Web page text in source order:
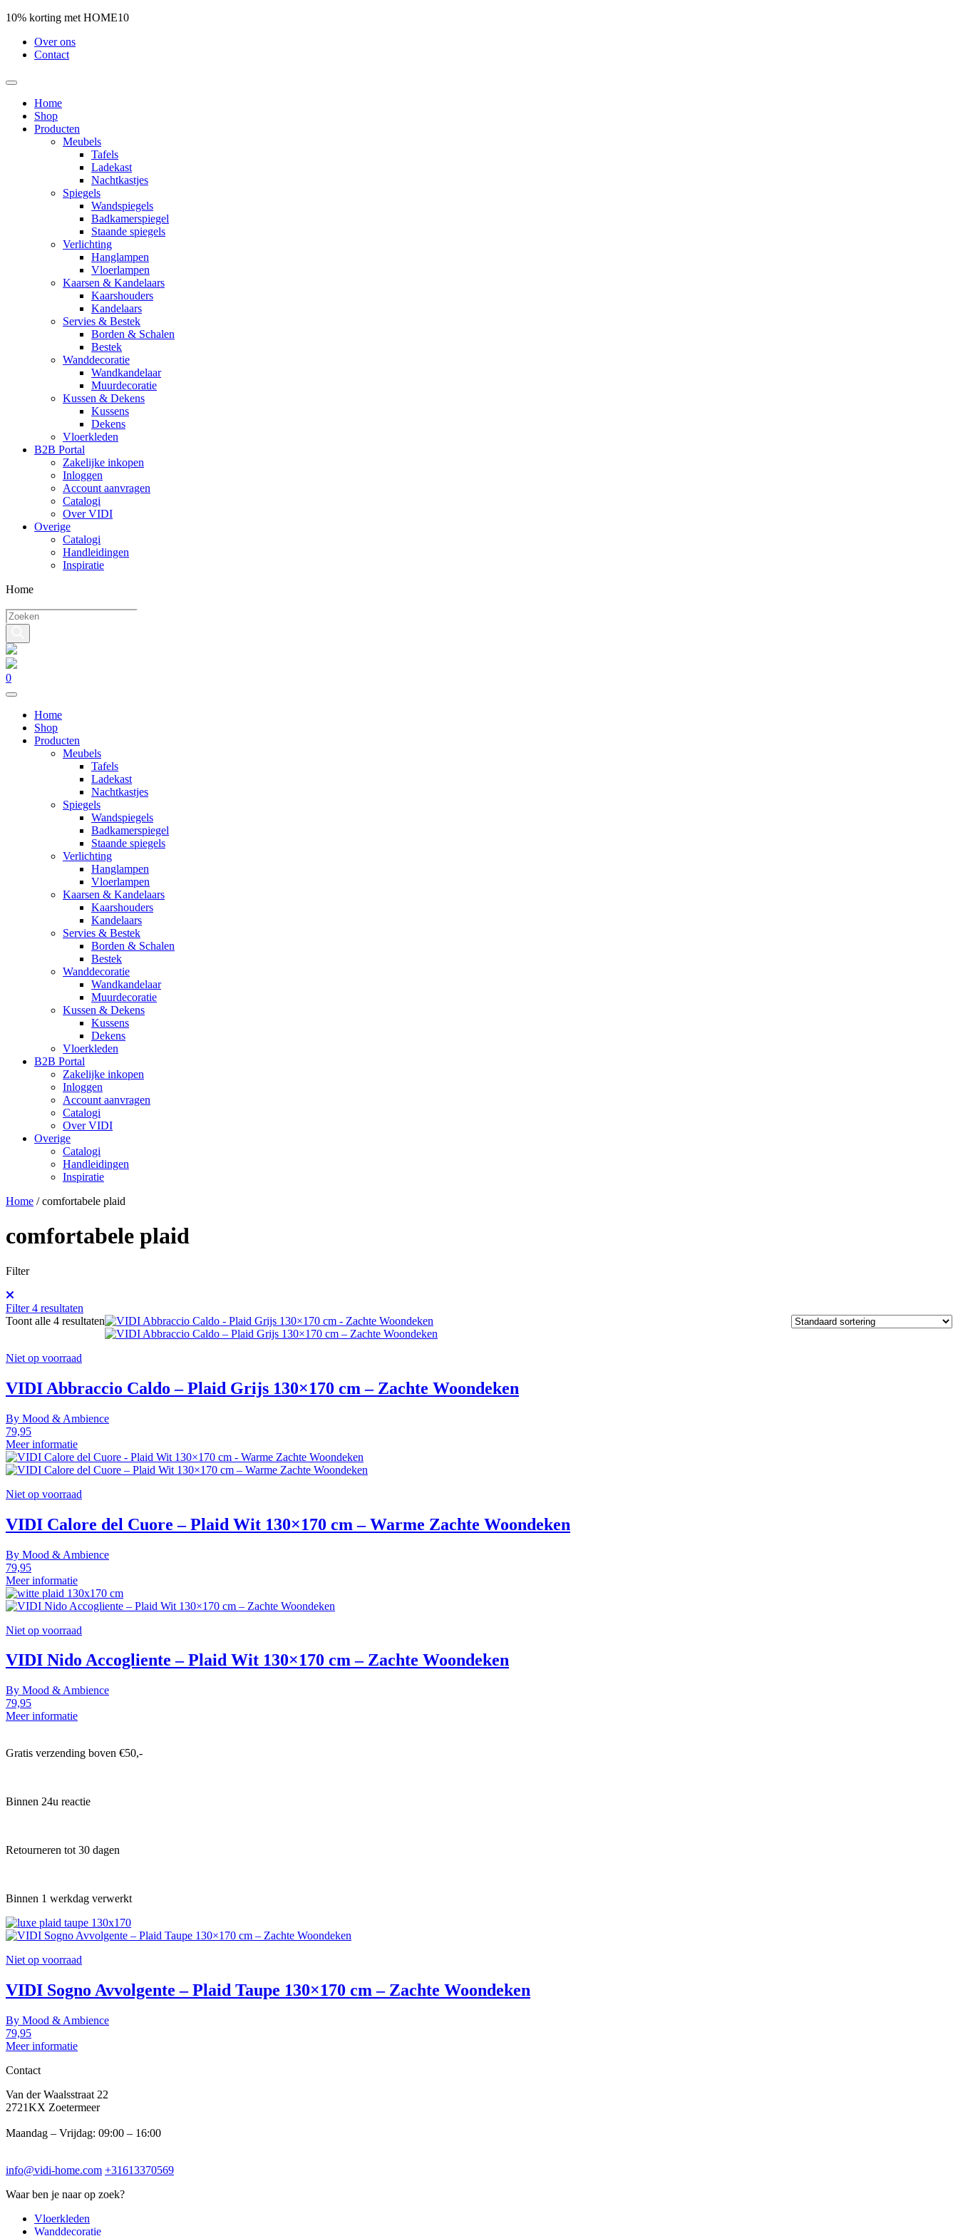
10% korting met HOME10
Over ons
Contact
Home
Shop
Producten
Meubels
Tafels
Ladekast
Nachtkastjes
Spiegels
Wandspiegels
Badkamerspiegel
Staande spiegels
Verlichting
Hanglampen
Vloerlampen
Kaarsen & Kandelaars
Kaarshouders
Kandelaars
Servies & Bestek
Borden & Schalen
Bestek
Wanddecoratie
Wandkandelaar
Muurdecoratie
Kussen & Dekens
Kussens
Dekens
Vloerkleden
B2B Portal
Zakelijke inkopen
Inloggen
Account aanvragen
Catalogi
Over VIDI
Overige
Catalogi
Handleidingen
Inspiratie
Home
Producten
zoeken
0
Home
Shop
Producten
Meubels
Tafels
Ladekast
Nachtkastjes
Spiegels
Wandspiegels
Badkamerspiegel
Staande spiegels
Verlichting
Hanglampen
Vloerlampen
Kaarsen & Kandelaars
Kaarshouders
Kandelaars
Servies & Bestek
Borden & Schalen
Bestek
Wanddecoratie
Wandkandelaar
Muurdecoratie
Kussen & Dekens
Kussens
Dekens
Vloerkleden
B2B Portal
Zakelijke inkopen
Inloggen
Account aanvragen
Catalogi
Over VIDI
Overige
Catalogi
Handleidingen
Inspiratie
Home /comfortabele plaid
comfortabele plaid
Filter
Filter4 resultaten
Toont alle 4 resultaten
Niet op voorraad
VIDI Abbraccio Caldo – Plaid Grijs 130×170 cm – Zachte Woondeken
By Mood & Ambience
79,95
Meer informatie
Niet op voorraad
VIDI Calore del Cuore – Plaid Wit 130×170 cm – Warme Zachte Woondeken
By Mood & Ambience
79,95
Meer informatie
Niet op voorraad
VIDI Nido Accogliente – Plaid Wit 130×170 cm – Zachte Woondeken
By Mood & Ambience
79,95
Meer informatie
Gratis verzending boven €50,-
Binnen 24u reactie
Retourneren tot 30 dagen
Binnen 1 werkdag verwerkt
Niet op voorraad
VIDI Sogno Avvolgente – Plaid Taupe 130×170 cm – Zachte Woondeken
By Mood & Ambience
79,95
Meer informatie
Contact
Van der Waalsstraat 22
2721KX Zoetermeer
Maandag – Vrijdag: 09:00 – 16:00
info@vidi-home.com +31613370569
Waar ben je naar op zoek?
Vloerkleden
Wanddecoratie